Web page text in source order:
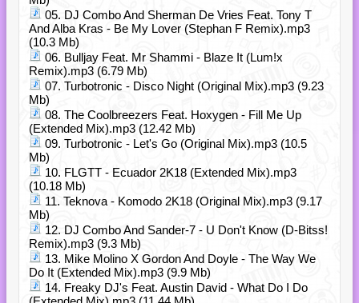
05. DJ Combo And Sherman De Vries Feat. Tony T
And Alba Kras - Be My Lover (Stephan F Remix).mp3
(10.3 Mb)
06. Bulljay Feat. Mr Shammi - Blaze It (Lum!x
Remix).mp3 (6.79 Mb)
07. Turbotronic - Disco Night (Original Mix).mp3 (9.23
Mb)
08. The Coolbreezers Feat. Hoxygen - Fill Me Up
(Extended Mix).mp3 (12.42 Mb)
09. Turbotronic - Let's Go (Original Mix).mp3 (10.5
Mb)
10. FLGTT - Ecuador 2K18 (Extended Mix).mp3
(10.18 Mb)
11. Teknova - Komodo 2K18 (Original Mix).mp3 (9.17
Mb)
12. DJ Combo And Sander-7 - U Don't Know (D-Bitss!
Remix).mp3 (9.3 Mb)
13. Mike Molino X Gordon And Doyle - The Way We
Do It (Extended Mix).mp3 (9.9 Mb)
14. Freaky DJ's Feat. Austin David - What Do I Do